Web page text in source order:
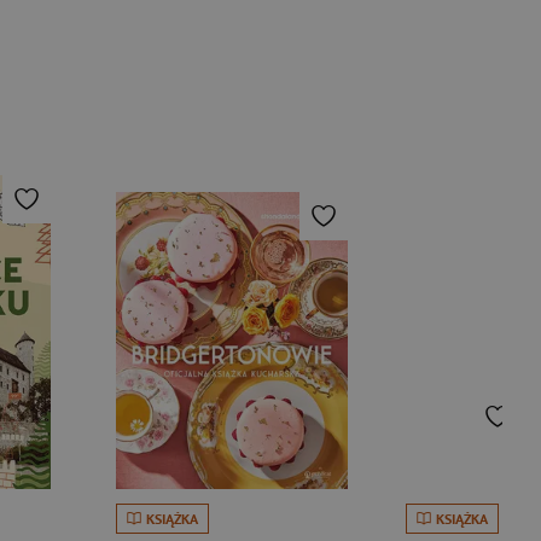
KSIĄŻKA KSIĄŻKA